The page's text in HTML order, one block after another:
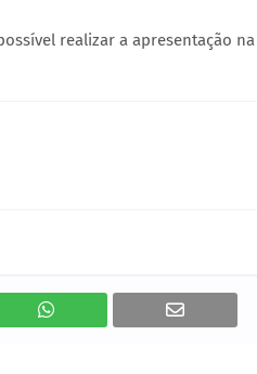
realizar a apresentação na